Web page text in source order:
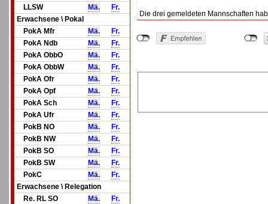
LLSW
Mä.
Fr.
Erwachsene \ Pokal
PokA Mfr
Mä.
Fr.
PokA Ndb
Mä.
Fr.
PokA ObbO
Mä.
Fr.
PokA ObbW
Mä.
Fr.
PokA Ofr
Mä.
Fr.
PokA Opf
Mä.
Fr.
PokA Sch
Mä.
Fr.
PokA Ufr
Mä.
Fr.
PokB NO
Mä.
Fr.
PokB NW
Mä.
Fr.
PokB SO
Mä.
Fr.
PokB SW
Mä.
Fr.
PokC
Mä.
Fr.
Erwachsene \ Relegation
Re. RL SO
Mä.
Fr.
Die drei gemeldeten Mannschaften